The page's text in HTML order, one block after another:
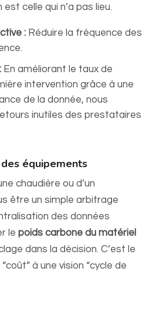
celle qui n’a pas lieu.
: Réduire la fréquence des
En améliorant le taux de
intervention grâce à une
de la donnée, nous
inutiles des prestataires
équipements
chaudière ou d’un
être un simple arbitrage
des données
lepoids carbone du matériel
dans la décision. C’est le
à une vision “cycle de